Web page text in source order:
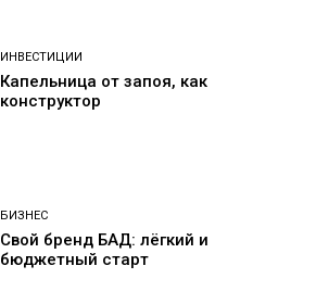
ИНВЕСТИЦИИ
Капельница от запоя, как
конструктор
БИЗНЕС
Свой бренд БАД: лёгкий и
бюджетный старт